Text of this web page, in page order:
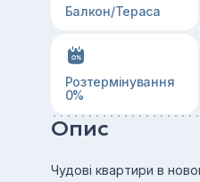
Балкон/Тераса
Розтермінування
0%
Опис
Чудові квартири в